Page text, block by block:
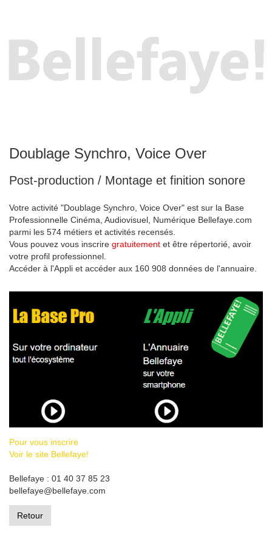
Doublage Synchro, Voice Over
Post-production / Montage et finition sonore
Votre activité "Doublage Synchro, Voice Over" est sur la Base
Professionnelle Cinéma, Audiovisuel, Numérique Bellefaye.com
parmi les 574 métiers et activités recensés.
Vous pouvez vous inscrire gratuitement et être répertorié, avoir
votre profil professionnel.
Accéder à l'Appli et accéder aux 160 908 données de l'annuaire.
Pour vous inscrire
Voir le site Bellefaye!
Bellefaye : 01 40 37 85 23
bellefaye@bellefaye.com
Retour